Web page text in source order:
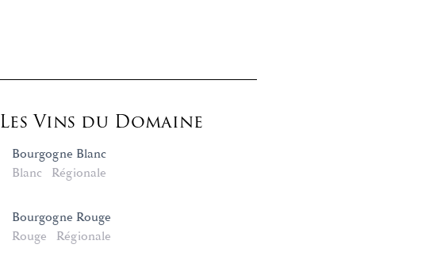
Les Vins du Domaine
Bourgogne Blanc
Blanc
Régionale
Bourgogne Rouge
Rouge
Régionale